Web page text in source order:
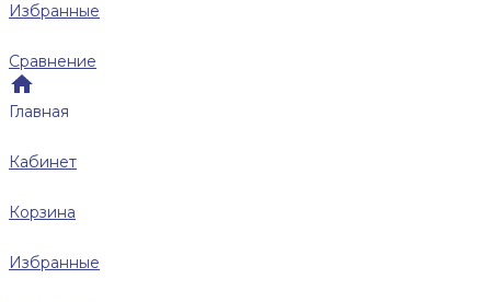
Избранные
Сравнение
Главная
Кабинет
Корзина
Избранные